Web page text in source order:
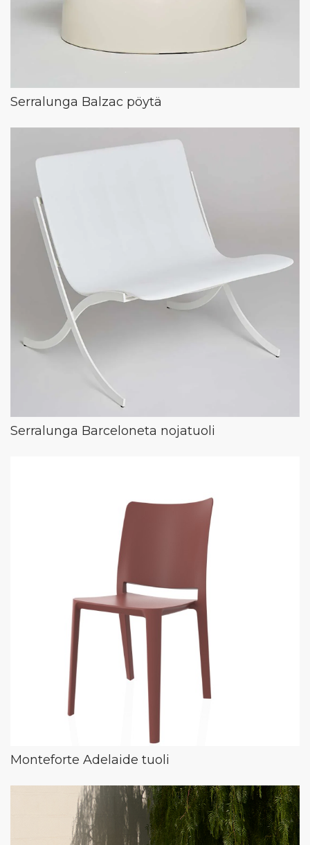
Serralunga Balzac pöytä
Serralunga Barceloneta nojatuoli
Monteforte Adelaide tuoli